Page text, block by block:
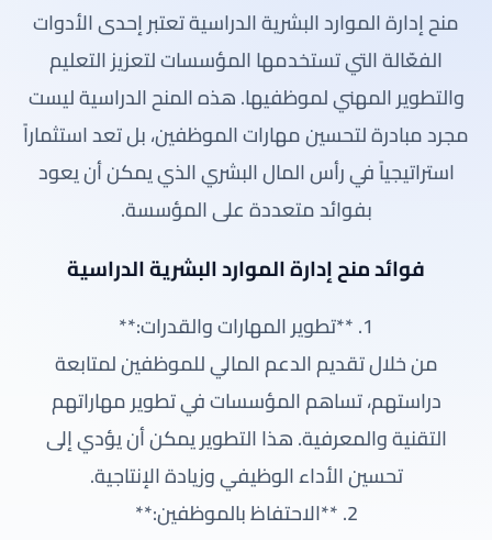
منح إدارة الموارد البشرية الدراسية تعتبر إحدى الأدوات
الفعّالة التي تستخدمها المؤسسات لتعزيز التعليم
والتطوير المهني لموظفيها. هذه المنح الدراسية ليست
مجرد مبادرة لتحسين مهارات الموظفين، بل تعد استثماراً
استراتيجياً في رأس المال البشري الذي يمكن أن يعود
بفوائد متعددة على المؤسسة.
فوائد منح إدارة الموارد البشرية الدراسية
1. **تطوير المهارات والقدرات:**
من خلال تقديم الدعم المالي للموظفين لمتابعة
دراستهم، تساهم المؤسسات في تطوير مهاراتهم
التقنية والمعرفية. هذا التطوير يمكن أن يؤدي إلى
تحسين الأداء الوظيفي وزيادة الإنتاجية.
2. **الاحتفاظ بالموظفين:**